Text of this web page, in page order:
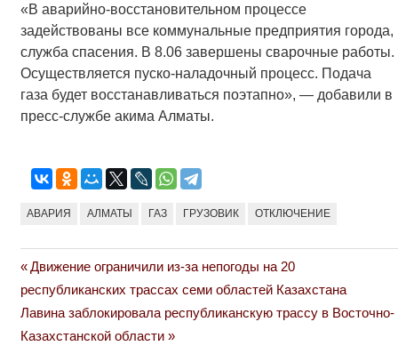
«В аварийно-восстановительном процессе
задействованы все коммунальные предприятия города,
служба спасения. В 8.06 завершены сварочные работы.
Осуществляется пуско-наладочный процесс. Подача
газа будет восстанавливаться поэтапно», — добавили в
пресс-службе акима Алматы.
АВАРИЯ АЛМАТЫ ГАЗ ГРУЗОВИК ОТКЛЮЧЕНИЕ
Навигация
по
записям
Previous
Post:
Движение ограничили из-за непогоды на 20
республиканских трассах семи областей Казахстана
Next
Post:
Лавина заблокировала республиканскую трассу в Восточно-
Казахстанской области